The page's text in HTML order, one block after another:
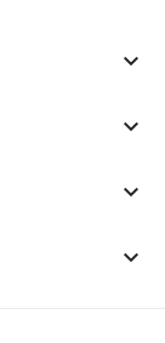
keyboard_arrow_down
keyboard_arrow_down
keyboard_arrow_down
keyboard_arrow_down